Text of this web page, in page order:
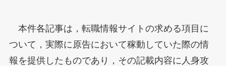
本件各記事は，転職情報サイトの求める項目に
ついて，実際に原告において稼動していた際の情
報を提供したものであり，その記載内容に人身攻